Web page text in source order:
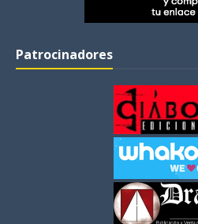
Patrocinadores